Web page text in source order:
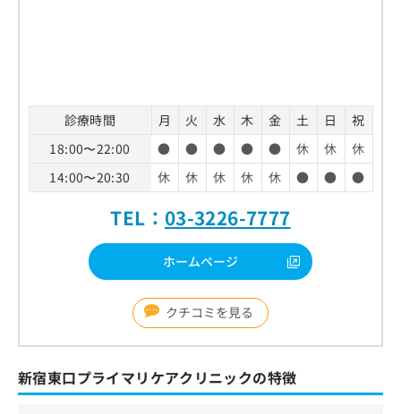
診療時間 月 火 水 木 金 土 日
祝
18:00〜22:00
● ● ● ● ● 休 休
休
14:00〜20:30
休 休 休 休 休 ● ● ●
TEL： 03-3226-7777
ホームページ
クチコミを見る
新宿東口プライマリケアクリニックの特徴